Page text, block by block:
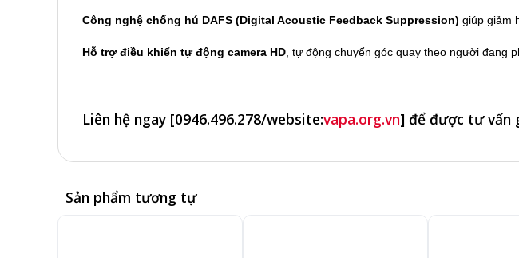
Công nghệ chống hú DAFS (Digital Acoustic Feedback Suppression) giúp giảm
Hỗ trợ điều khiển tự động camera HD, tự động chuyển góc quay theo người đang
Liên hệ ngay [0946.496.278/website:vapa.org.vn] để được tư vấn
Sản phẩm tương tự